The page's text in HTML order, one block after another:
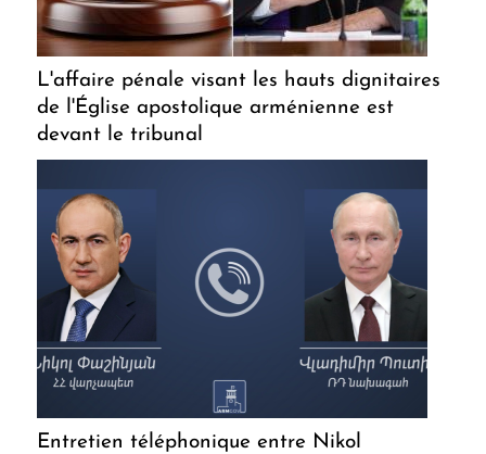
L'affaire pénale visant les hauts dignitaires
de l'Église apostolique arménienne est
devant le tribunal
Entretien téléphonique entre Nikol